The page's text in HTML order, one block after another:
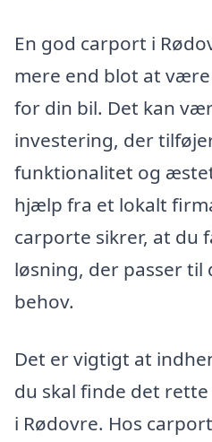
En god carport i
mere end blot at
for din bil. Det kan
investering, der
funktionalitet og
hjælp fra et lokalt
carporte sikrer, at du
løsning, der passer til
behov.
Det er vigtigt at
du skal finde det
i Rødovre. Hos